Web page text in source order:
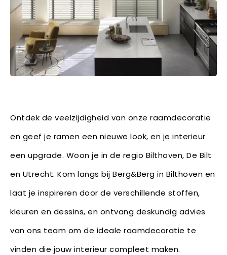
Ontdek de veelzijdigheid van onze raamdecoratie
en geef je ramen een nieuwe look, en je interieur
een upgrade. Woon je in de regio Bilthoven, De Bilt
en Utrecht. Kom langs bij Berg&Berg in Bilthoven en
laat je inspireren door de verschillende stoffen,
kleuren en dessins, en ontvang deskundig advies
van ons team om de ideale raamdecoratie te
vinden die jouw interieur compleet maken.